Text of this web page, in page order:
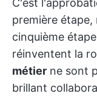
C'est
première étape,
cinquième
réinventent la
métier ne sont
brillant